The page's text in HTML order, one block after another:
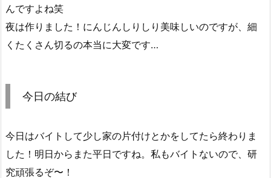
んですよね笑
夜は作りました！にんじんしりしり美味しいのですが、細
くたくさん切るの本当に大変です…
今日の結び
今日はバイトして少し家の片付けとかをしてたら終わりま
した！明日からまた平日ですね。私もバイトないので、研
究頑張るぞ〜！